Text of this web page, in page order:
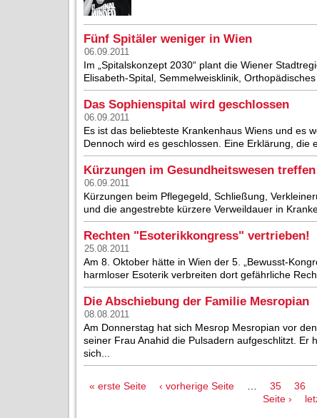
Fünf Spitäler weniger in Wien
06.09.2011
Im „Spitalskonzept 2030“ plant die Wiener
Elisabeth-Spital, Semmelweisklinik,
Das Sophienspital wird geschlossen
06.09.2011
Es ist das beliebteste Krankenhaus Wiens und es
Dennoch wird es geschlossen. Eine Erklärung, die
Kürzungen im Gesundheitswesen
06.09.2011
Kürzungen beim Pflegegeld, Schließung,
und die angestrebte kürzere Verweildauer in
Rechten "Esoterikkongress" vertrieben!
25.08.2011
Am 8. Oktober hätte in Wien der 5. „Bewusst-
harmloser Esoterik verbreiten dort gefährliche
Die Abschiebung der Familie Mesropian
08.08.2011
Am Donnerstag hat sich Mesrop Mesropian vor
seiner Frau Anahid die Pulsadern aufgeschlitzt. Er
sich...
Seiten
« erste Seite ‹ vorherige Seite 35 36
Seite ›